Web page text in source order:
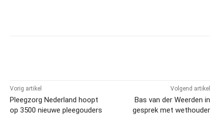
Vorig artikel
Pleegzorg Nederland hoopt
op 3500 nieuwe pleegouders
Volgend artikel
Bas van der Weerden in
gesprek met wethouder